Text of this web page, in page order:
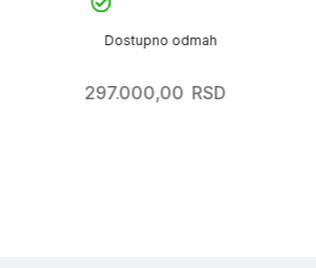
Dostupno odmah
297.000,00 RSD